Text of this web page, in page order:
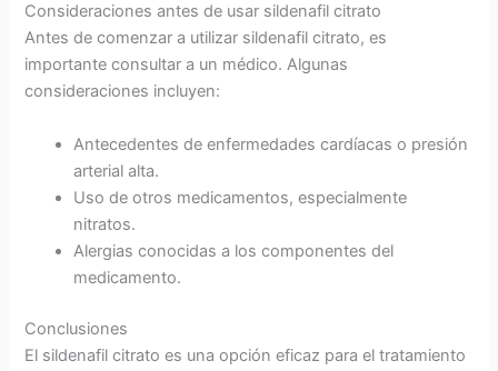
Consideraciones antes de usar sildenafil citrato
Antes de comenzar a utilizar sildenafil citrato, es
importante consultar a un médico. Algunas
consideraciones incluyen:
Antecedentes de enfermedades cardíacas o presión
arterial alta.
Uso de otros medicamentos, especialmente
nitratos.
Alergias conocidas a los componentes del
medicamento.
Conclusiones
El sildenafil citrato es una opción eficaz para el tratamiento